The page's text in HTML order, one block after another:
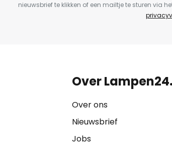
nieuwsbrief te klikken of een mailtje te sturen via
Over
Over ons
Nieuwsbrief
Jobs